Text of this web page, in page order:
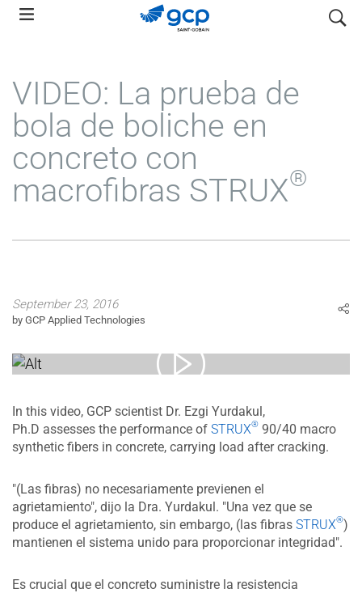
Skip
search
VIDEO: La prueba de
bola de boliche en
concreto con
macrofibras STRUX®
September 23, 2016
by GCP Applied Technologies
In this video, GCP scientist Dr. Ezgi Yurdakul,
Ph.D assesses the performance of STRUX® 90/40 macro
synthetic fibers in concrete, carrying load after cracking.
"(Las fibras) no necesariamente previenen el
agrietamiento", dijo la Dra. Yurdakul. "Una vez que se
produce el agrietamiento, sin embargo, (las fibras STRUX®)
mantienen el sistema unido para proporcionar integridad".
Es crucial que el concreto suministre la resistencia